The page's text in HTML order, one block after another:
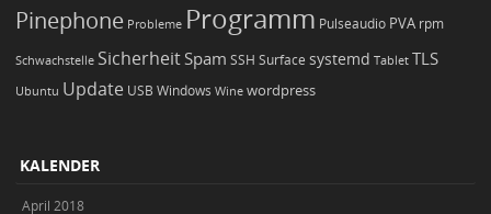
Pinephone Probleme Programm Pulseaudio PVA rpm
Schwachstelle Sicherheit Spam SSH Surface systemd Tablet TLS
Ubuntu Update USB Windows Wine wordpress
KALENDER
April 2018